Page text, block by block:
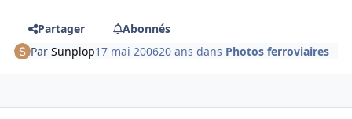
Partager
Abonnés
ParSunplop17 mai 200620 ans dans Photos ferroviaires